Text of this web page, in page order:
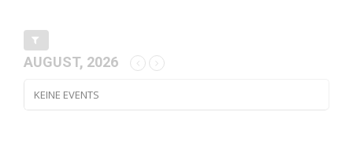
AUGUST, 2026
KEINE EVENTS